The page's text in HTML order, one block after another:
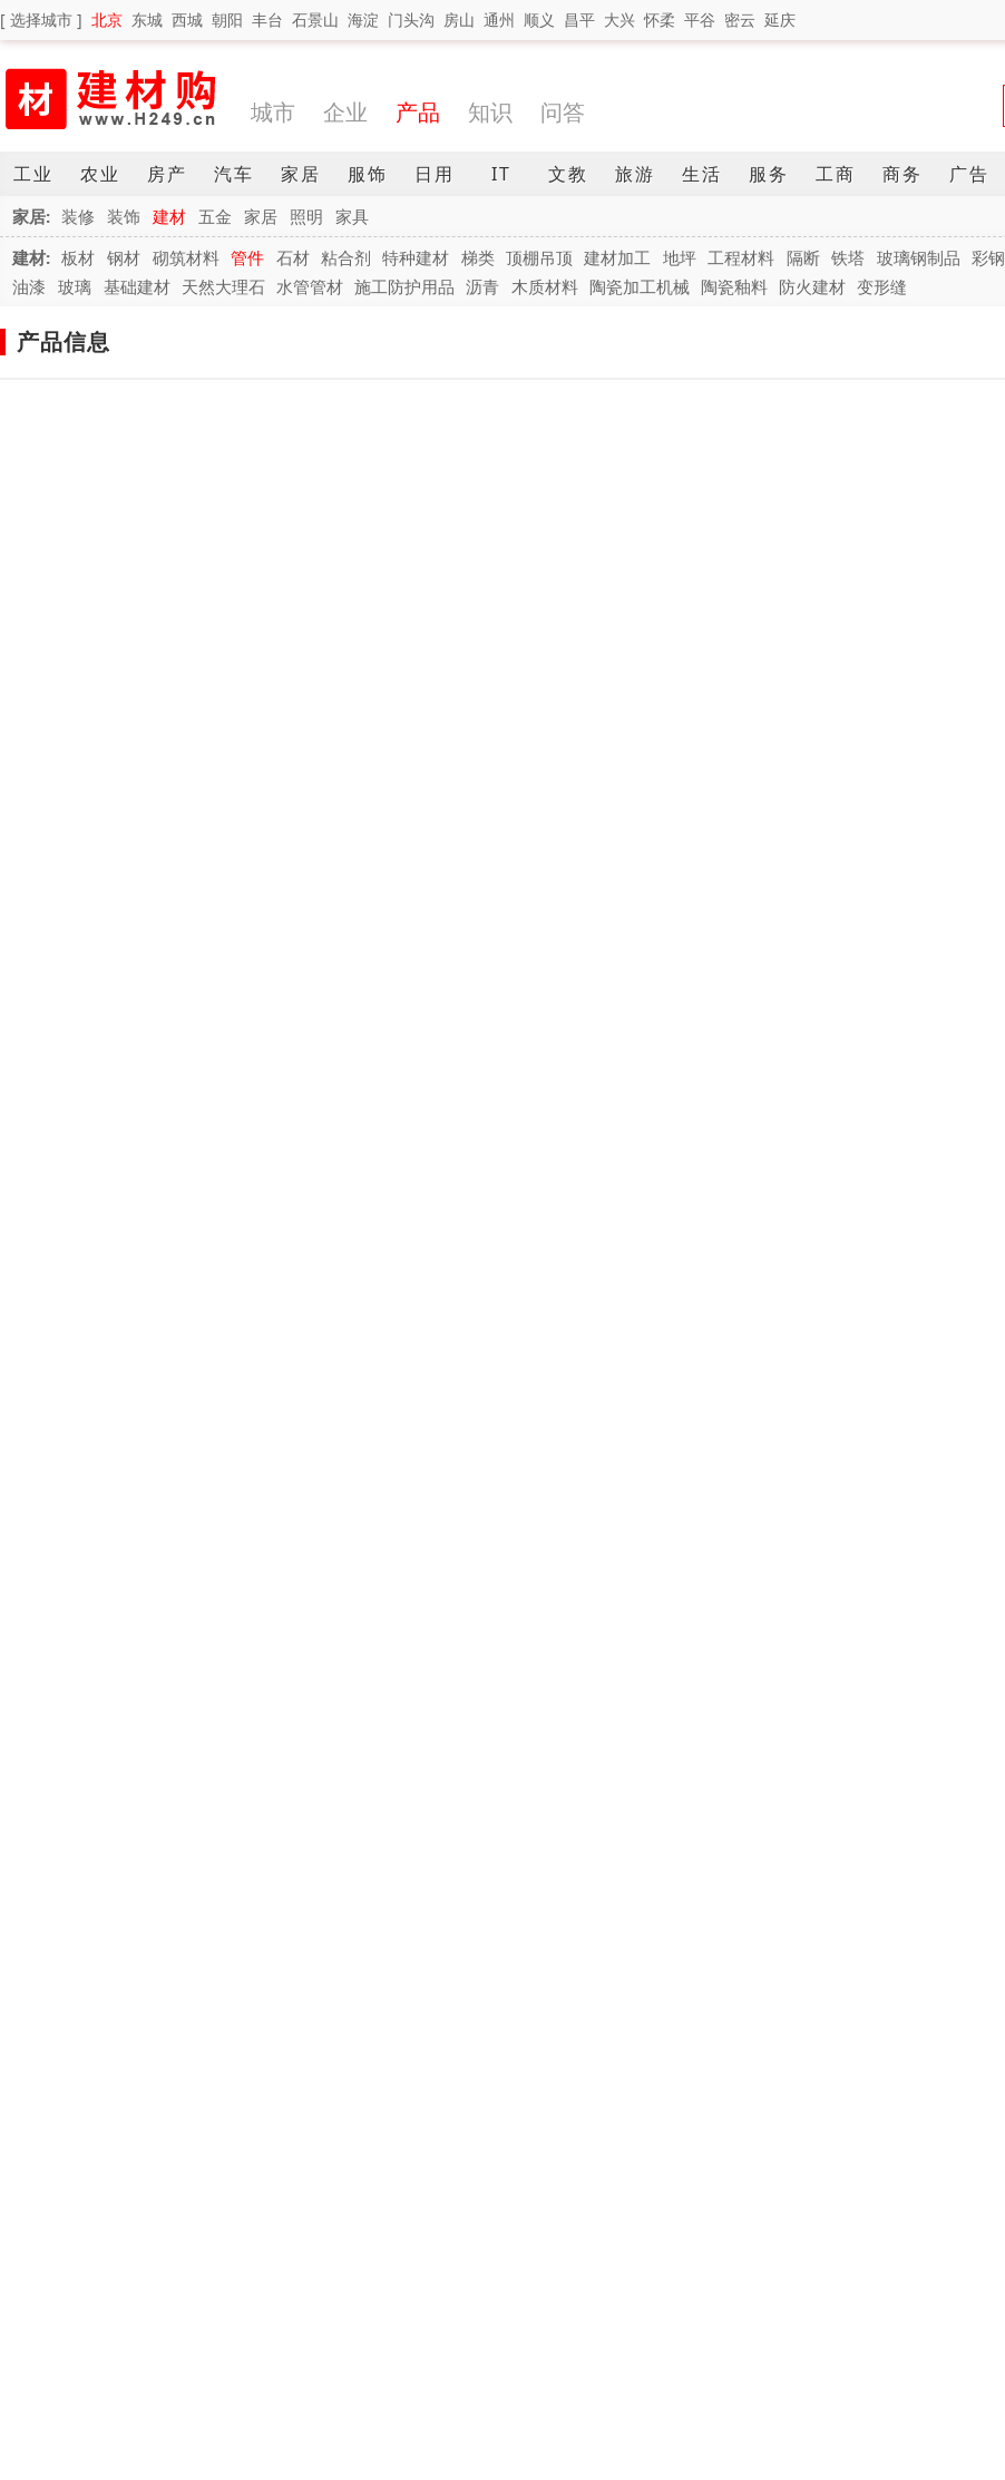
[ 选择城市 ] 北京 东城 西城 朝阳 丰台 石景山 海淀 门头沟 房山 通州 顺义 昌平 大兴 怀柔 平谷 密云 延庆
城市 企业 产品 知识 问答
工业 农业 房产 汽车 家居 服饰 日用 IT 文教 旅游 生活 服务 工商 商务 广告
家居: 装修 装饰 建材 五金 家居 照明 家具
建材: 板材 钢材 砌筑材料 管件 石材 粘合剂 特种建材 梯类 顶棚吊顶 建材加工 地坪 工程材料 隔断 铁塔 玻璃钢制品 彩钢
油漆
玻璃 基础建材 天然大理石 水管管材 施工防护用品 沥青 木质材料 陶瓷加工机械 陶瓷釉料 防火建材 变形缝
产品信息